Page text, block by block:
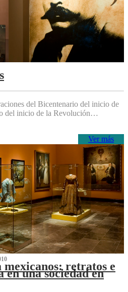
del Bicentenario del inicio de
del inicio de la Revolución…
Ver más
mexicanos: retratos e
una sociedad en